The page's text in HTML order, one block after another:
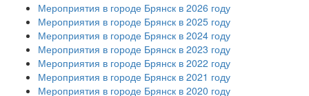
Мероприятия в городе Брянск в 2026 году
Мероприятия в городе Брянск в 2025 году
Мероприятия в городе Брянск в 2024 году
Мероприятия в городе Брянск в 2023 году
Мероприятия в городе Брянск в 2022 году
Мероприятия в городе Брянск в 2021 году
Мероприятия в городе Брянск в 2020 году